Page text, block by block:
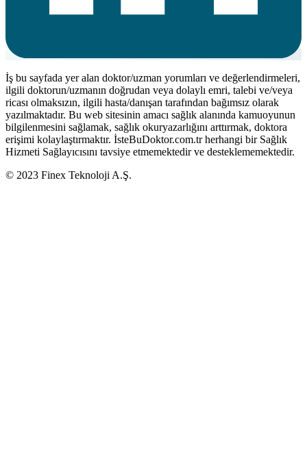
İş bu sayfada yer alan doktor/uzman yorumları ve değerlendirmeleri,
ilgili doktorun/uzmanın doğrudan veya dolaylı emri, talebi ve/veya
ricası olmaksızın, ilgili hasta/danışan tarafından bağımsız olarak
yazılmaktadır. Bu web sitesinin amacı sağlık alanında kamuoyunun
bilgilenmesini sağlamak, sağlık okuryazarlığını arttırmak, doktora
erişimi kolaylaştırmaktır. İsteBuDoktor.com.tr herhangi bir Sağlık
Hizmeti Sağlayıcısını tavsiye etmemektedir ve desteklememektedir.
© 2023 Finex Teknoloji A.Ş.